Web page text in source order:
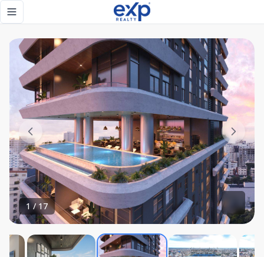
Toggle navigation menu
1/17
Apartamentos en Torre Familiar de Lujo en Alma Rosa |